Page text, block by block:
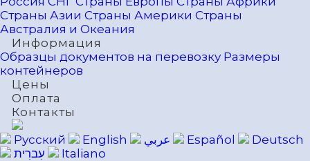
Страны Азии Страны Америки Страны
Австралия и Океания
Информация
Образцы документов на перевозку Размеры
контейнеров
Цены
Оплата
Контакты
Русский
English عربي Español
Deutsch
עִברִית
Italiano